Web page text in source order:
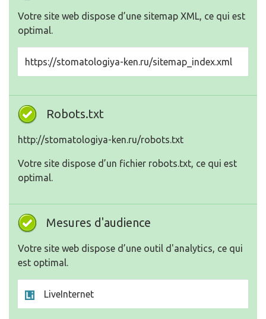
Votre site web dispose d’une sitemap XML, ce qui est
optimal.
https://stomatologiya-ken.ru/sitemap_index.xml
Robots.txt
http://stomatologiya-ken.ru/robots.txt
Votre site dispose d’un fichier robots.txt, ce qui est
optimal.
Mesures d'audience
Votre site web dispose d’une outil d'analytics, ce qui
est optimal.
LiveInternet